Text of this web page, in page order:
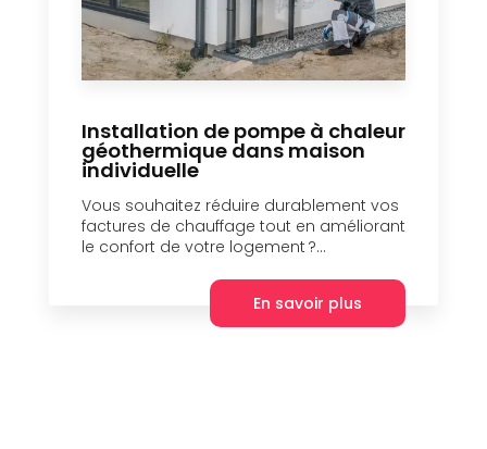
Installation de pompe à chaleur
géothermique dans maison
individuelle
Vous souhaitez réduire durablement vos
factures de chauffage tout en améliorant
le confort de votre logement ?...
En savoir plus